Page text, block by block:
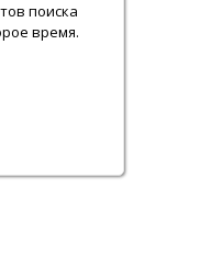
поиска
время.